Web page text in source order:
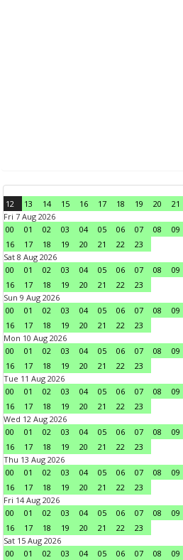
12 13 14 15 16 17 18 19 20 21
Fri 7 Aug 2026
00
01 02 03 04 05 06 07 08 09
16
17 18 19 20 21 22
23
Sat 8 Aug 2026
00
01 02 03 04 05 06 07 08 09
16
17 18 19 20 21 22
23
Sun 9 Aug 2026
00
01 02 03 04 05 06 07 08 09
16
17 18 19 20 21 22
23
Mon 10 Aug 2026
00
01 02 03 04 05 06 07 08 09
16
17 18 19 20 21 22
23
Tue 11 Aug 2026
00
01 02 03 04 05 06 07 08 09
16
17 18 19 20 21 22
23
Wed 12 Aug 2026
00
01 02 03 04 05 06 07 08 09
16
17 18 19 20 21 22
23
Thu 13 Aug 2026
00
01 02 03 04 05 06 07 08 09
16
17 18 19 20 21 22
23
Fri 14 Aug 2026
00
01 02 03 04 05 06 07 08 09
16
17 18 19 20 21 22
23
Sat 15 Aug 2026
00
01 02 03 04 05 06 07 08 09